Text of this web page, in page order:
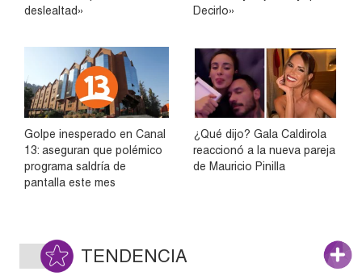
deslealtad»
Decirlo»
Golpe inesperado en Canal
13: aseguran que polémico
programa saldría de
pantalla este mes
¿Qué dijo? Gala Caldirola
reaccionó a la nueva pareja
de Mauricio Pinilla
TENDENCIA